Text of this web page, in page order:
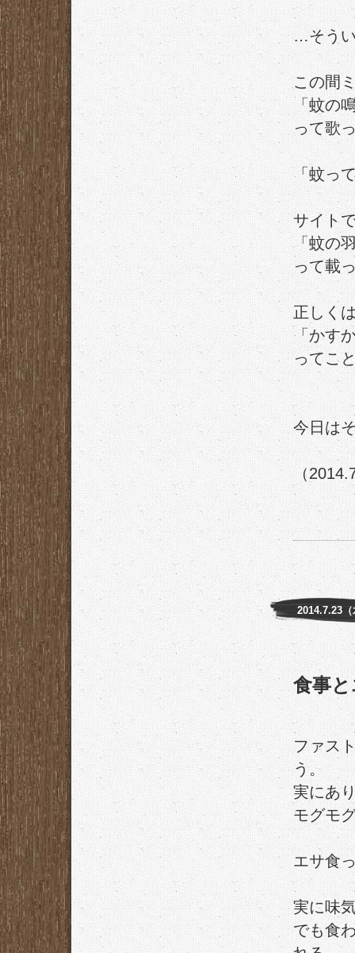
…そう
この間
「蚊の
って歌
「蚊っ
サイト
「蚊の
って載
正しく
「かす
ってこ
今日は
（
2014.7.23（
食事
ファス
う。
実にあ
モグモ
エサ食
実に味
でも食